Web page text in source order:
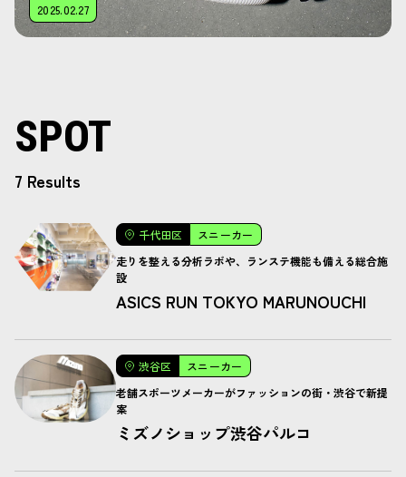
2025.02.27
SPOT
7 Results
千代田区
スニーカー
走りを整える分析ラボや、ランステ機能も備える総合施
設
ASICS RUN TOKYO MARUNOUCHI
渋谷区
スニーカー
老舗スポーツメーカーがファッションの街・渋谷で新提
案
ミズノショップ渋谷パルコ